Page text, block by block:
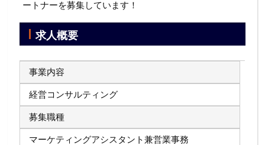
ートナーを募集しています！
求人概要
事業内容
経営コンサルティング
募集職種
マーケティングアシスタント兼営業事務